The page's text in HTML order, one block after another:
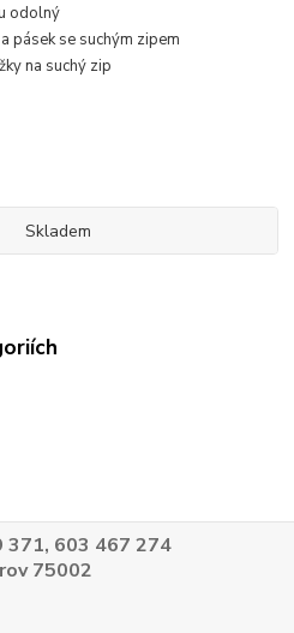
odolný
pásek se suchým zipem
na suchý zip
Skladem
371, 603 467 274
75002